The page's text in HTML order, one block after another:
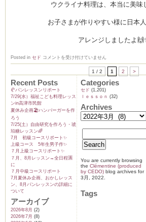
ウクライナ料理は、本当に美味
お子さまが作りやすい様に日本
アレンジしましたよ
Posted in セド 4
ッ
ス
ン
の
お
ら
は
コメントを受け付けていません
1 / 2 1 2 >
Recent Posts
🥐パンレッスンリポート
7/29(水）福祉こども料理レッス
ンin高津市民館
夏休み企画🏖️ハンバーガーを作
ろう
7/25(土）自由研究を作ろう・琥
珀糖レッスン🌈
7月 初級コースリポート✨️
上級コース 5年生男子作✨️
７月上級コースリポート✨️
７月、8月レッスン→全日程🈵
に
７月中級コースリポート
7月夏休み企画、おかしレッス
ン、8月パンレッスンの詳細に
ついて
アーカイブ
2026年8月 (2)
2026年7月 (8)
Categories
セド (1,201)
ｌｅｓｓｏｎ (32)
Archives
You are currently browsing
the Clémentine (produced
by CEDO)blog archives for
3月, 2022.
Tags